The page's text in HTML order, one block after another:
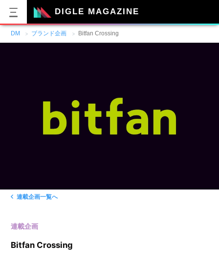
DIGLE MAGAZINE
DM ブランド企画 Bitfan Crossing
連載企画一覧へ
連載企画
Bitfan Crossing